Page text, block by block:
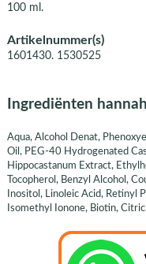
100 ml.
Artikelnummer(s)
1601430. 1530525
Ingrediënten
Aqua, Alcohol Denat,
Oil, PEG-40 Hydrogenated
Hippocastanum Extract,
Tocopherol, Benzyl Alcohol,
Inositol, Linoleic Acid, Retinyl
Isomethyl Ionone, Biotin,